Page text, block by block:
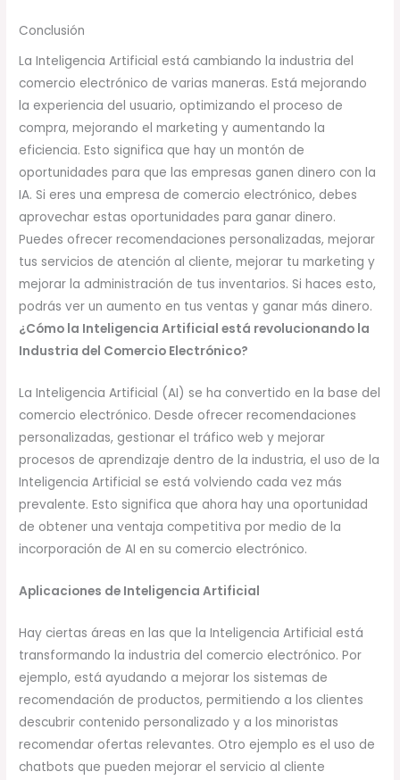
Conclusión
La Inteligencia Artificial está cambiando la industria del
comercio electrónico de varias maneras. Está mejorando
la experiencia del usuario, optimizando el proceso de
compra, mejorando el marketing y aumentando la
eficiencia. Esto significa que hay un montón de
oportunidades para que las empresas ganen dinero con la
IA. Si eres una empresa de comercio electrónico, debes
aprovechar estas oportunidades para ganar dinero.
Puedes ofrecer recomendaciones personalizadas, mejorar
tus servicios de atención al cliente, mejorar tu marketing y
mejorar la administración de tus inventarios. Si haces esto,
podrás ver un aumento en tus ventas y ganar más dinero.
¿Cómo la Inteligencia Artificial está revolucionando la
Industria del Comercio Electrónico?
La Inteligencia Artificial (AI) se ha convertido en la base del
comercio electrónico. Desde ofrecer recomendaciones
personalizadas, gestionar el tráfico web y mejorar
procesos de aprendizaje dentro de la industria, el uso de la
Inteligencia Artificial se está volviendo cada vez más
prevalente. Esto significa que ahora hay una oportunidad
de obtener una ventaja competitiva por medio de la
incorporación de AI en su comercio electrónico.
Aplicaciones de Inteligencia Artificial
Hay ciertas áreas en las que la Inteligencia Artificial está
transformando la industria del comercio electrónico. Por
ejemplo, está ayudando a mejorar los sistemas de
recomendación de productos, permitiendo a los clientes
descubrir contenido personalizado y a los minoristas
recomendar ofertas relevantes. Otro ejemplo es el uso de
chatbots que pueden mejorar el servicio al cliente